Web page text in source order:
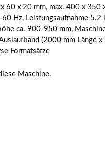
60 x 20 mm, max. 400 x
Hz, Leistungsaufnahme
ca. 900-950 mm,
(2000 mm Länge
Formatsätze
Maschine.